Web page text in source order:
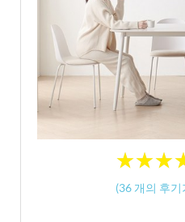
★★★
★★★
(36 개의 후기